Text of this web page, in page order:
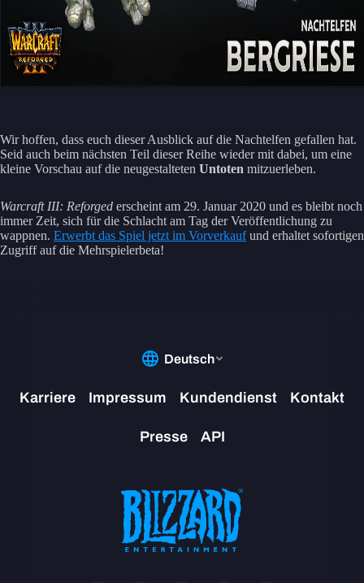
Wir hoffen, dass euch dieser Ausblick auf die Nachtelfen gefallen hat.
Seid auch beim nächsten Teil dieser Reihe wieder mit dabei, um eine
kleine Vorschau auf die neugestalteten Untoten mitzuerleben.
Warcraft III: Reforged erscheint am 29. Januar 2020 und es bleibt noch
immer Zeit, sich für die Schlacht am Tag der Veröffentlichung zu
wappnen. Erwerbt das Spiel jetzt im Vorverkaufund erhaltet sofortigen
Zugriff auf die Mehrspielerbeta!